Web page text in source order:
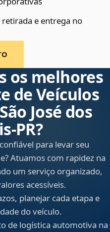
e entrega no
os melhores
de Veículos
José dos
para levar seu
Atuamos com rapidez na
um serviço organizado,
acessíveis.
planejar cada etapa e
do veículo.
de logística automotiva na